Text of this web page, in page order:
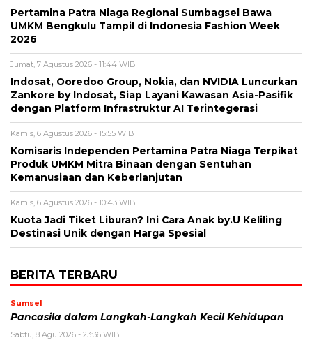
Pertamina Patra Niaga Regional Sumbagsel Bawa
UMKM Bengkulu Tampil di Indonesia Fashion Week
2026
Jumat, 7 Agustus 2026 - 11:44 WIB
Indosat, Ooredoo Group, Nokia, dan NVIDIA Luncurkan
Zankore by Indosat, Siap Layani Kawasan Asia-Pasifik
dengan Platform Infrastruktur AI Terintegerasi
Kamis, 6 Agustus 2026 - 15:55 WIB
Komisaris Independen Pertamina Patra Niaga Terpikat
Produk UMKM Mitra Binaan dengan Sentuhan
Kemanusiaan dan Keberlanjutan
Kamis, 6 Agustus 2026 - 10:43 WIB
Kuota Jadi Tiket Liburan? Ini Cara Anak by.U Keliling
Destinasi Unik dengan Harga Spesial
BERITA TERBARU
Sumsel
Pancasila dalam Langkah-Langkah Kecil Kehidupan
Sabtu, 8 Agu 2026 - 23:36 WIB